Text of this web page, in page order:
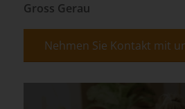
Gross Gerau
Nehmen Sie Kontakt mit